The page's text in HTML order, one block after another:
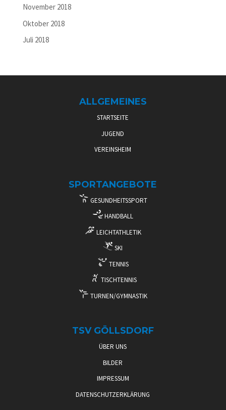
November 2018
Oktober 2018
Juli 2018
ALLGEMEINES
STARTSEITE
JUGEND
VEREINSHEIM
SPORTANGEBOTE
GESUNDHEITSSPORT
HANDBALL
LEICHTATHLETIK
SKI
TENNIS
TISCHTENNIS
TURNEN/GYMNASTIK
TSV GÖLLSDORF
ÜBER UNS
BILDER
IMPRESSUM
DATENSCHUTZERKLÄRUNG